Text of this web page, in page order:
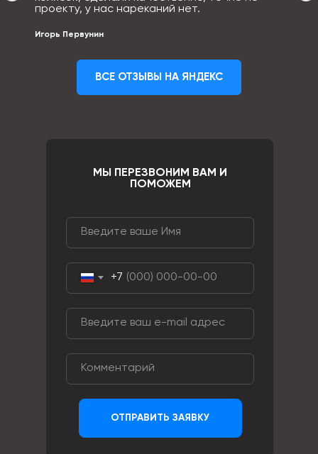
проекту, у нас нареканий нет.
Игорь Первунин
ВСЕ ОТЗЫВЫ НА ЯНДЕКС
+7
ОТПРАВИТЬ ЗАЯВКУ
МЫ ПЕРЕЗВОНИМ ВАМ И
ПОМОЖЕМ